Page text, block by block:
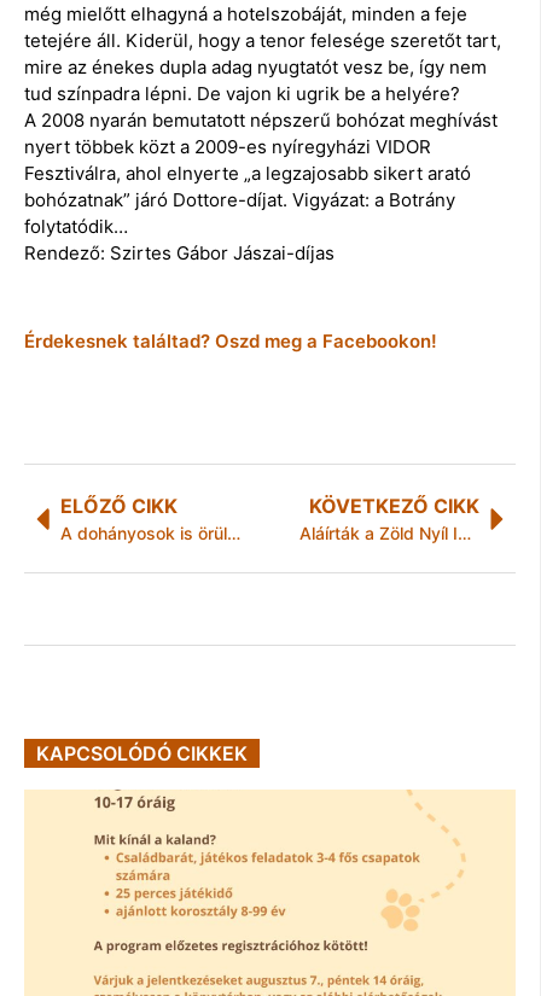
még mielőtt elhagyná a hotelszobáját, minden a feje
tetejére áll. Kiderül, hogy a tenor felesége szeretőt tart,
mire az énekes dupla adag nyugtatót vesz be, így nem
tud színpadra lépni. De vajon ki ugrik be a helyére?
A 2008 nyarán bemutatott népszerű bohózat meghívást
nyert többek közt a 2009-es nyíregyházi VIDOR
Fesztiválra, ahol elnyerte „a legzajosabb sikert arató
bohózatnak” járó Dottore-díjat. Vigyázat: a Botrány
folytatódik…
Rendező: Szirtes Gábor Jászai-díjas
Érdekesnek találtad? Oszd meg a Facebookon!
ELŐZŐ CIKK
A dohányosok is örülnek a törvényi szigorításnak?
KÖVETKEZŐ CIKK
Aláírták a Zöld Nyíl IV. járműtenderét lezáró szerződést
KAPCSOLÓDÓ CIKKEK